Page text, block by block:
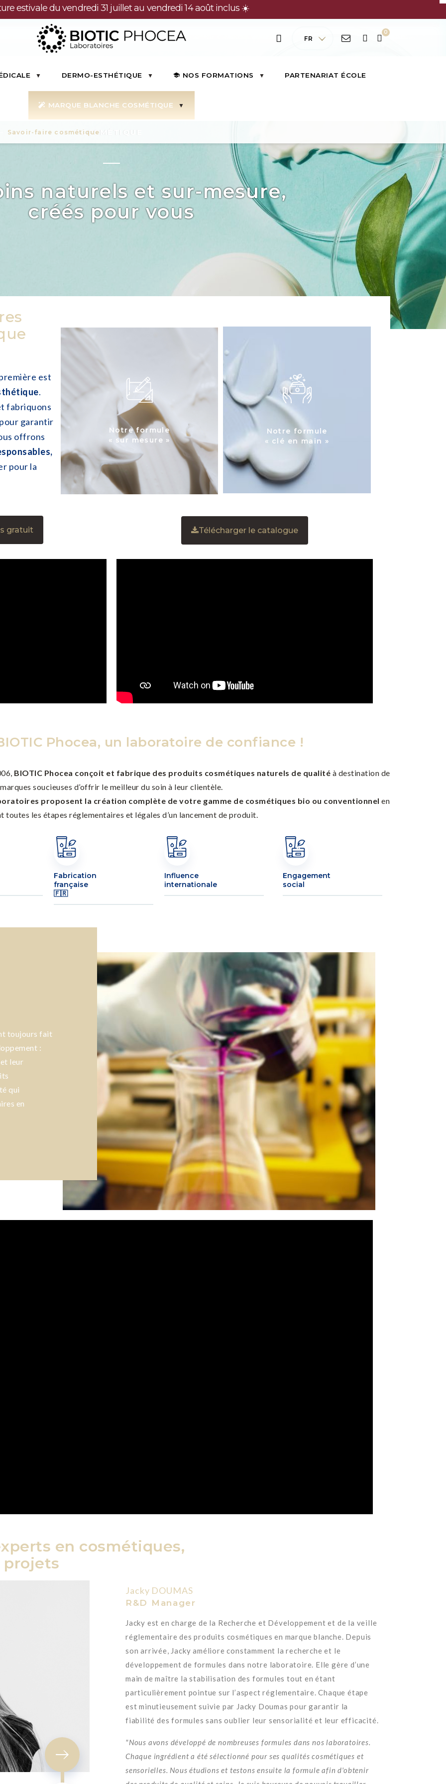
estivale du vendredi 31 juillet au vendredi 14 août inclus ☀️
FR
DERMO-ESTHÉTIQUE NOS FORMATIONS PARTENARIAT ÉCOLE
MARQUE BLANCHE COSMÉTIQUE
Savoir-faire cosmétiqueCOSMÉTIQUE
naturels et sur-mesure,
créés pour vous
est
.
fabriquons
garantir
offrons
pour la
Notre formule
« sur mesure »
Notre formule
« clé en main »
gratuit Télécharger le catalogue
Phocea, un laboratoire de confiance !
BIOTIC Phocea conçoit et fabrique des produits cosmétiques naturels de qualité à destination de
marques soucieuses d’offrir le meilleur du soin à leur clientèle.
proposent la création complète de votre gamme de cosmétiques bio ou conventionnel en
toutes les étapes réglementaires et légales d’un lancement de produit.
Fabrication
française
🇫🇷
Influence
internationale
Engagement
social
toujours fait
:
leur
qui
en
en cosmétiques,
projets
Jacky DOUMAS
R&D Manager
Jacky est en charge de la Recherche et Développement et de la veille
réglementaire des produits cosmétiques en marque blanche. Depuis
son arrivée, Jacky améliore constamment la recherche et le
développement de formules dans notre laboratoire. Elle gère d’une
main de maître la stabilisation des formules tout en étant
particulièrement pointue sur l’aspect réglementaire. Chaque étape
est minutieusement suivie par Jacky Doumas pour garantir la
fiabilité des formules sans oublier leur sensorialité et leur efficacité.
"Nous avons développé de nombreuses formules dans nos laboratoires.
Chaque ingrédient a été sélectionné pour ses qualités cosmétiques et
sensorielles. Nous étudions et testons ensuite la formule afin d'obtenir